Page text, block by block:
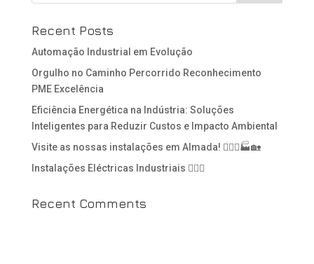
Recent Posts
Automação Industrial em Evolução
Orgulho no Caminho Percorrido Reconhecimento
PME Excelência
Eficiência Energética na Indústria: Soluções
Inteligentes para Reduzir Custos e Impacto Ambiental
Visite as nossas instalações em Almada! 👷🏻‍♂️🏭🏡
Instalações Eléctricas Industriais 👷🏻‍♂️
Recent Comments